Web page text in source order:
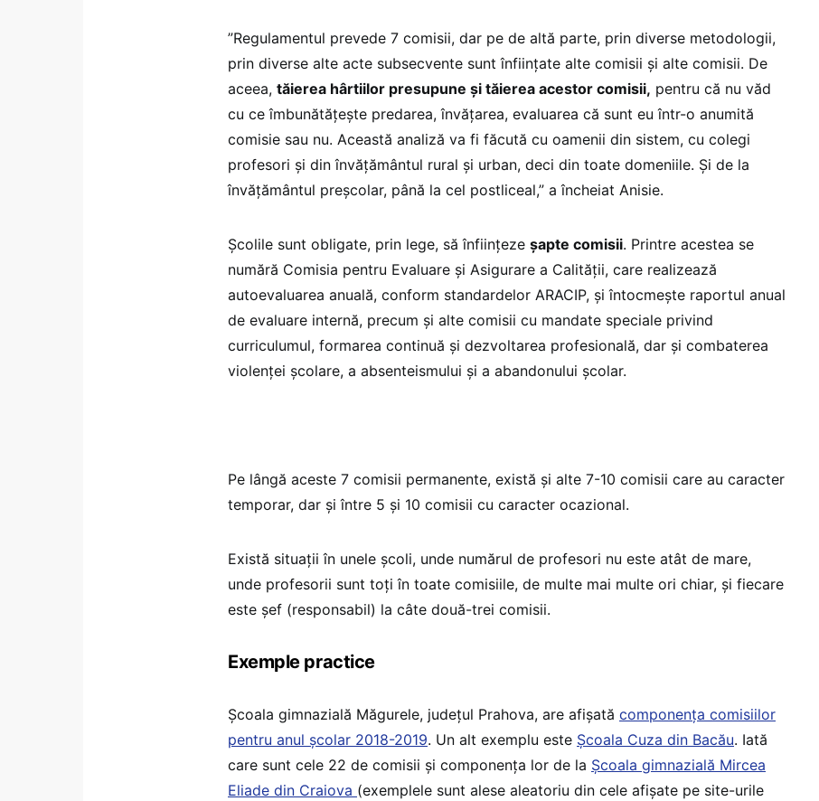
”Regulamentul prevede 7 comisii, dar pe de altă parte, prin diverse metodologii,
prin diverse alte acte subsecvente sunt înființate alte comisii și alte comisii. De
aceea, tăierea hârtiilor presupune și tăierea acestor comisii, pentru că nu văd
cu ce îmbunătățește predarea, învățarea, evaluarea că sunt eu într-o anumită
comisie sau nu. Această analiză va fi făcută cu oamenii din sistem, cu colegi
profesori și din învățământul rural și urban, deci din toate domeniile. Și de la
învățământul preșcolar, până la cel postliceal,” a încheiat Anisie.
Școlile sunt obligate, prin lege, să înființeze șapte comisii. Printre acestea se
numără Comisia pentru Evaluare și Asigurare a Calității, care realizează
autoevaluarea anuală, conform standardelor ARACIP, și întocmește raportul anual
de evaluare internă, precum și alte comisii cu mandate speciale privind
curriculumul, formarea continuă și dezvoltarea profesională, dar și combaterea
violenței școlare, a absenteismului și a abandonului școlar.
Pe lângă aceste 7 comisii permanente, există și alte 7-10 comisii care au caracter
temporar, dar și între 5 și 10 comisii cu caracter ocazional.
Există situații în unele școli, unde numărul de profesori nu este atât de mare,
unde profesorii sunt toți în toate comisiile, de multe mai multe ori chiar, și fiecare
este șef (responsabil) la câte două-trei comisii.
Exemple practice
Școala gimnazială Măgurele, județul Prahova, are afișată componența comisiilor
pentru anul școlar 2018-2019. Un alt exemplu este Școala Cuza din Bacău. Iată
care sunt cele 22 de comisii și componența lor de la Școala gimnazială Mircea
Eliade din Craiova (exemplele sunt alese aleatoriu din cele afișate pe site-urile